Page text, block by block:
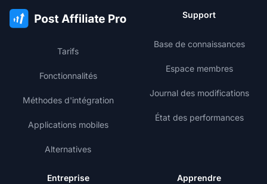
Tarifs
Fonctionnalités
Méthodes d'intégration
Applications mobiles
Alternatives
Support
Base de connaissances
Espace membres
Journal des modifications
État des performances
Entreprise Apprendre